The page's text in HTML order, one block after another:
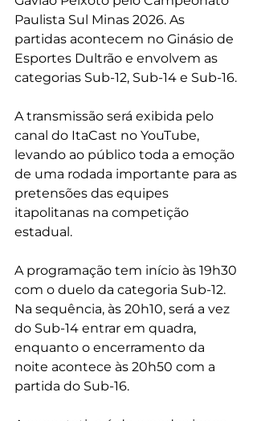
Paulista Sul Minas 2026. As
partidas acontecem no Ginásio de
Esportes Dultrão e envolvem as
categorias Sub-12, Sub-14 e Sub-16.
A transmissão será exibida pelo
canal do ItaCast no YouTube,
levando ao público toda a emoção
de uma rodada importante para as
pretensões das equipes
itapolitanas na competição
estadual.
A programação tem início às 19h30
com o duelo da categoria Sub-12.
Na sequência, às 20h10, será a vez
do Sub-14 entrar em quadra,
enquanto o encerramento da
noite acontece às 20h50 com a
partida do Sub-16.